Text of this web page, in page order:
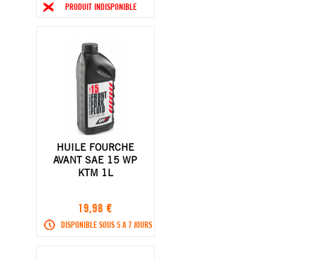
PRODUIT INDISPONIBLE
HUILE FOURCHE
AVANT SAE 15 WP
KTM 1L
19,98 €
DISPONIBLE SOUS 5 A 7 JOURS